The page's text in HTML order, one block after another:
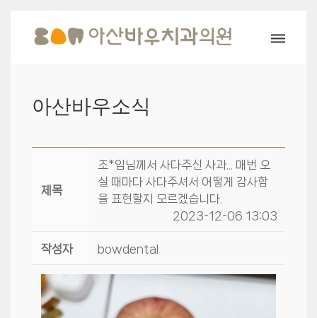
아산바우소식
제목
조*임님께서 사다주신 사과... 매번 오
실 때마다 사다주셔서 어떻게 감사함
을 표현할지 모르겠습니다.
2023-12-06 13:03
작성자 bowdental